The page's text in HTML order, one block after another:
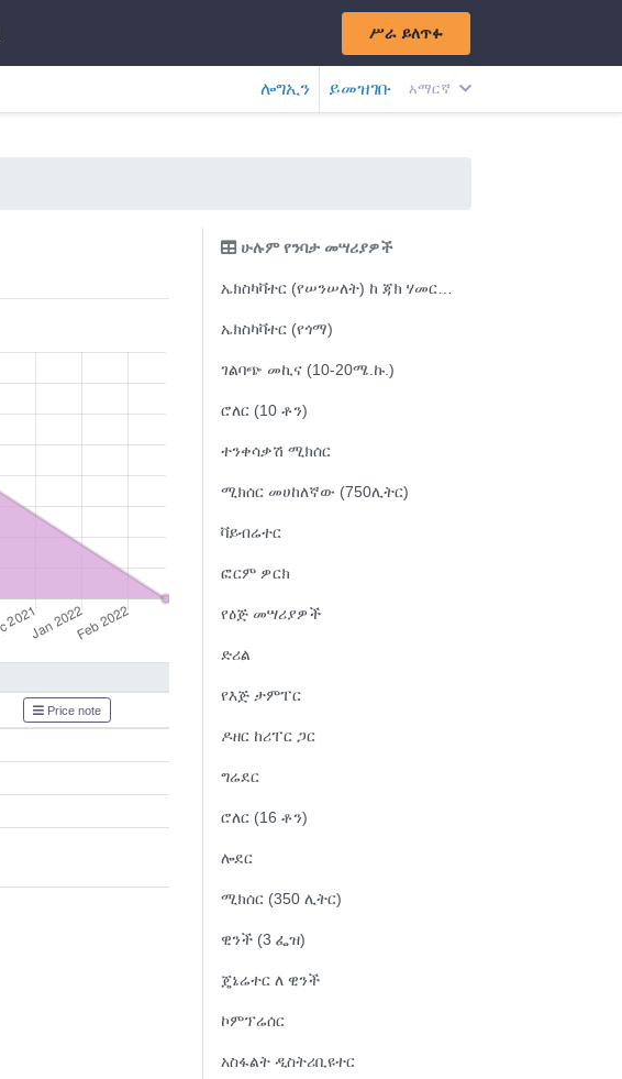
ሥራ ይለጥፉ
ሎግኢን ይመዝገቡ አማርኛ
Price note
ሁሉም የንባታ መሣሪያዎች
ኤክስካቫተር (የጎማ)
ገልባጭ መኪና (10-20ሜ.ኩ.)
ሮለር (10 ቶን)
ተንቀሳቃሽ ሚክሰር
ሚክሰር መሀከለኛው (750ሊትር)
ቫይብሬተር
ፎርም ዎርክ
የዕጅ መሣሪያዎች
ድሪል
የእጅ ታምፐር
ዶዘር ከሪፐር ጋር
ግሬደር
ሮለር (16 ቶን)
ሎደር
ሚክሰር (350 ሊትር)
ዊንች (3 ፌዝ)
ጄኔሬተር ለ ዊንች
ኮምፕሬሰር
አስፋልት ዲስትሪቢዩተር